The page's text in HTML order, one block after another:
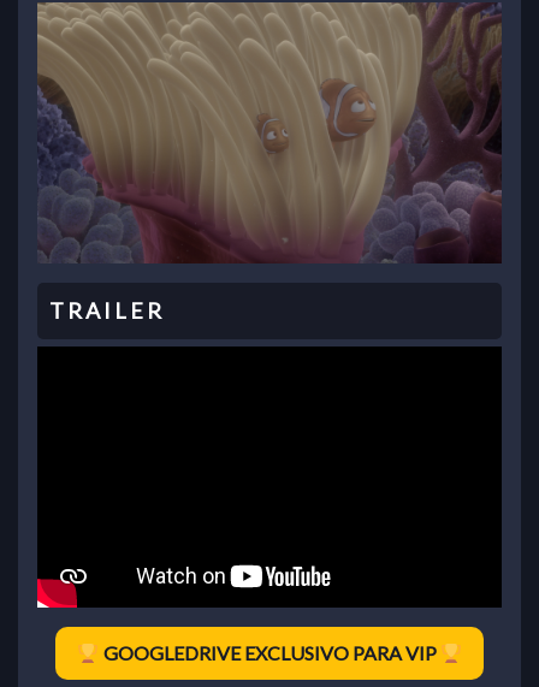
GOOGLEDRIVE EXCLUSIVO PARA VIP